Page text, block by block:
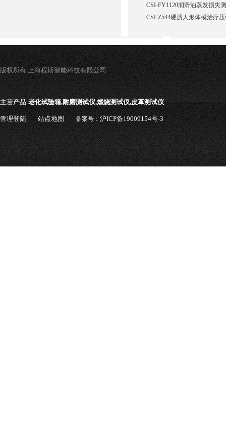
CSI-FY1120润滑油蒸发损失
CSI-Z544硬质人形体模治疗
版权所有 上海程斯智能科技有限公司
主营产品:老化试验箱,耐磨测试仪,燃烧测试仪,皮革测试仪
管理登陆 站点地图 备案号：沪ICP备19009154号-3